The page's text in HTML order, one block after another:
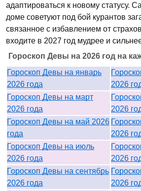
адаптироваться к новому статусу.
доме советуют под бой курантов
связанное с избавлением от
входите в 2027 год мудрее и
Гороскоп Девы на 2026 год на
Гороскоп Девы на январь
2026 года
2026
Гороскоп Девы на март
2026 года
2026
Гороскоп Девы на май 2026
года
2026
Гороскоп Девы на июль
2026 года
2026
Гороскоп Девы на сентябрь
2026 года
2026